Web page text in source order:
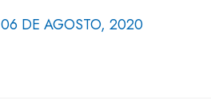
06 DE AGOSTO, 2020